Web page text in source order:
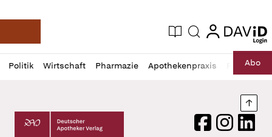
Deutsche Apotheker Zeitung
Aktuelle Ausgabe
Suche login
login
Politik Wirtschaft Pharmazie Apothekenpraxis RechtAbo
Profil
öffnen
Daz
Pur
Deutscher Apotheker Verlag Logo
FacebookInstagram